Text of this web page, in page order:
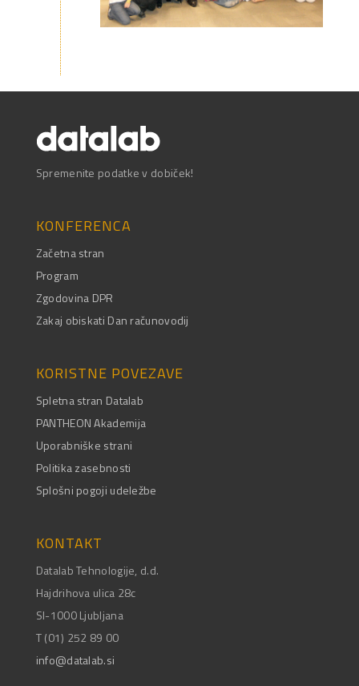
Spremenite podatke v dobiček!
KONFERENCA
Začetna stran
Program
Zgodovina DPR
Zakaj obiskati Dan računovodij
KORISTNE POVEZAVE
Spletna stran Datalab
PANTHEON Akademija
Uporabniške strani
Politika zasebnosti
Splošni pogoji udeležbe
KONTAKT
Datalab Tehnologije, d.d.
Hajdrihova ulica 28c
SI-1000 Ljubljana
T (01) 252 89 00
info@datalab.si